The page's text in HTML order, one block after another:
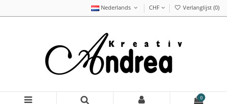
Nederlands CHF Verlanglijst (0)
0